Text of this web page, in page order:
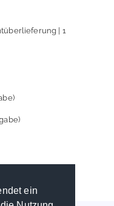
ein
| 1